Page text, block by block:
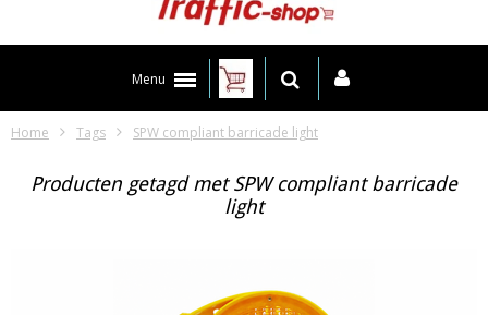
Menu
Home Tags SPW compliant barricade light
Producten getagd met SPW compliant barricade
light